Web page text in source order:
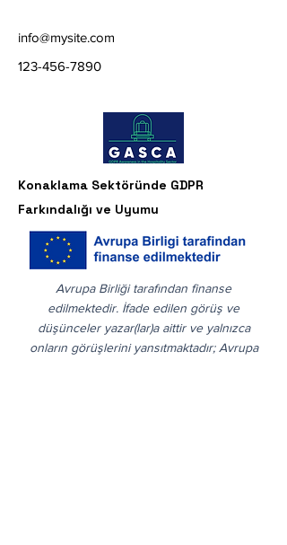
info@mysite.com
123-456-7890
Konaklama Sektöründe GDPR
Farkındalığı ve Uyumu
Avrupa Birliği tarafından finanse
edilmektedir. İfade edilen görüş ve
düşünceler yazar(lar)a aittir ve yalnızca
onların görüşlerini yansıtmaktadır; Avrupa